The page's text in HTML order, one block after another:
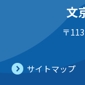
文
〒
サイトマップ